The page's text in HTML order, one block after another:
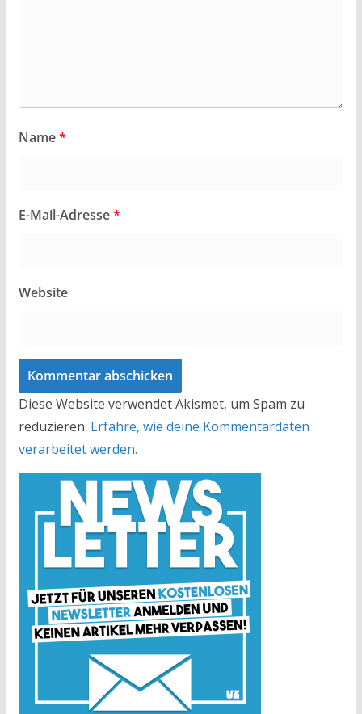
Name*
E-Mail-Adresse*
Website
Diese Website verwendet Akismet, um Spam zu
reduzieren. Erfahre, wie deine Kommentardaten
verarbeitet werden.